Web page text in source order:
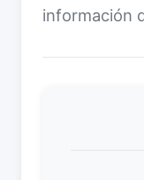
información